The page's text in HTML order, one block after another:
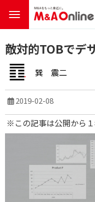
敵対的TOBでデ
巽 震二
2019-02-08
※この記事は公開から１